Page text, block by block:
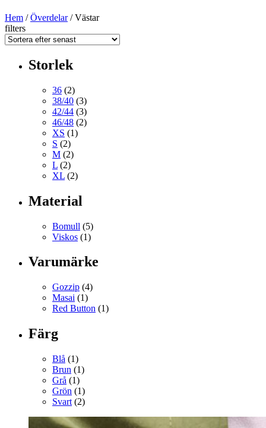
Hem /Överdelar/ Västar
filters
Storlek
36 (2)
38/40 (3)
42/44 (3)
46/48 (2)
XS (1)
S (2)
M (2)
L (2)
XL (2)
Material
Bomull (5)
Viskos (1)
Varumärke
Gozzip (4)
Masai (1)
Red Button (1)
Färg
Blå (1)
Brun (1)
Grå (1)
Grön (1)
Svart (2)